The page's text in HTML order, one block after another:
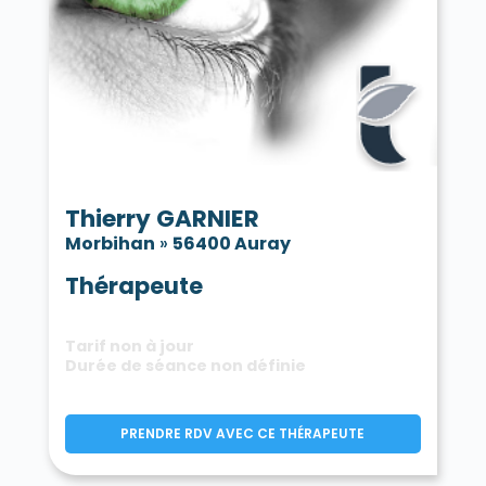
La Trinité-Porhoët 56490
La Trinité-sur-Mer 56470
La Trinité-Surzur 56190
Val d'Oust 56460
Val d'Oust 56800
Vannes 56000
La Vraie-Croix 56250
Thierry GARNIER
Morbihan » 56400 Auray
Thérapeute
Tarif non à jour
Durée de séance non définie
PRENDRE RDV AVEC CE THÉRAPEUTE